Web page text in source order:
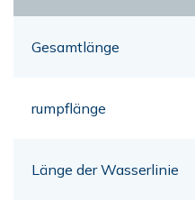
Gesamtlänge
rumpflänge
Länge der Wasserlinie